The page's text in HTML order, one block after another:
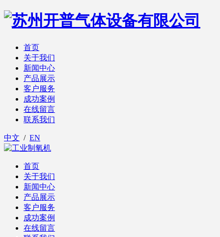
首页
关于我们
新闻中心
产品展示
客户服务
成功案例
在线留言
联系我们
中文 / EN
首页
关于我们
新闻中心
产品展示
客户服务
成功案例
在线留言